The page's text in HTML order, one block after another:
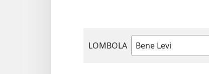
LOMBOLA
Mukanda